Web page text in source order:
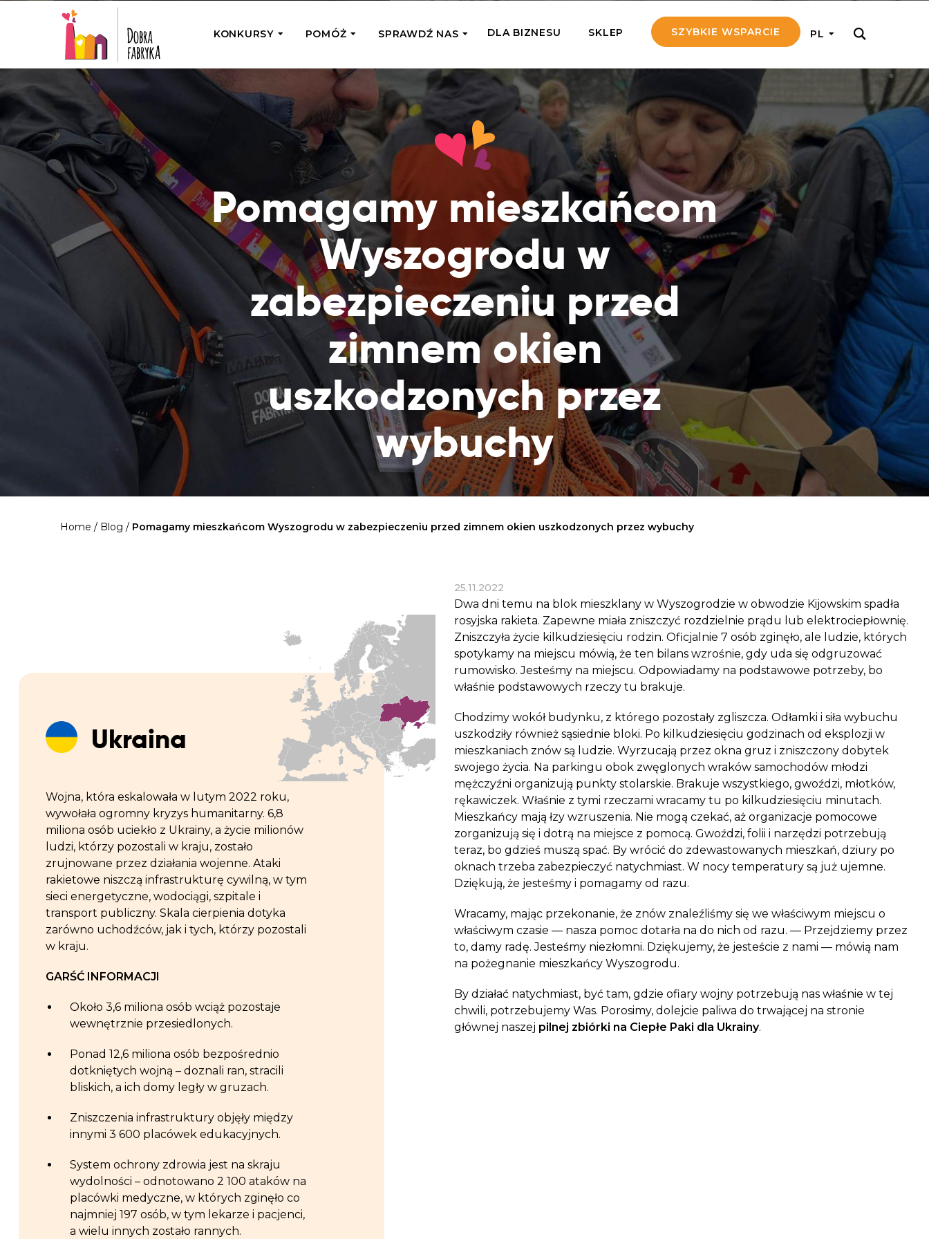
KONKURSY
Wyjedź z Nami
Odwiedź jedno z miejsc, w których
Przybij 5 w 7 Ogrodach
Wyjedź do Grecji z Michałem
Żakowskim z Radia 357
POMÓŻ
POMAGAM JEDNORAZOWO
Przekaż Kalorie
Podaruj dziecku posiłek z okazji Dnia
Dziecka
Podaruj 1,5%
Przekaż niewielką część swojego
podatku naszym podopiecznym
Pilna Pomoc
Przekaż pomoc tam, gdzie jest teraz
najbardziej potrzebna
Dobroczynne24
Zrób zakupy dla potrzebujących w
markecie z dobrymi uczynkami
Warzywniak Charbela
Zrób zakupy u niewidomego Charbela i
wspieraj Głodnych
WSPIERAM REGULARNIE
Przybij nam 5!
Pomagaj efektywnie, przekazując na
pomoc 5 zł tygodniowo
Adoptuj Seniora
Dołącz do rodziny Seniora, wspierając
go finansowo i emocjonalnie
Drużyny Aniołów
Wspieraj pracę konkretnego misjonarza
i pozostań z nim kontakcie
Wiatraczek dla Życia
Uratuj dziecko cierpiące z powodu
głodu i wspieraj edukację rodziców
SPRAWDŹ NAS
Zespół Fundacji
Poznaj listonoszy przekazanego przez
Ciebie wsparcia
Jak pomagamy
Karmimy, Leczymy, Uczymy, Dajemy
Pracę – sprawdź co to oznacza w
praktyce
Co już zrobiliśmy
Przeczytaj historie ludzi, którym już
pomogliśmy
Gdzie działamy
Sprawdź listę miejsc, do których dociera
Twoja pomoc
Sprawozdania
Zweryfikuj, w jaki sposób wydajemy
przekazane Darowizny
Cele statutowe
Sprawdź cele naszej organizacji
Kontakt
Skontaktuj się z nami!
DLA BIZNESU SKLEP SZYBKIE WSPARCIE PL
Pomagamy mieszkańcom
Wyszogrodu w
zabezpieczeniu przed
zimnem okien
uszkodzonych przez
wybuchy
Home / Blog / Pomagamy mieszkańcom Wyszogrodu w zabezpieczeniu przed zimnem okien uszkodzonych przez wybuchy
Ukraina
Wojna, która eskalowała w lutym 2022 roku,
wywołała ogromny kryzys humanitarny. 6,8
miliona osób uciekło z Ukrainy, a życie milionów
ludzi, którzy pozostali w kraju, zostało
zrujnowane przez działania wojenne. Ataki
rakietowe niszczą infrastrukturę cywilną, w tym
sieci energetyczne, wodociągi, szpitale i
transport publiczny. Skala cierpienia dotyka
zarówno uchodźców, jak i tych, którzy pozostali
w kraju.
GARŚĆ INFORMACJI
Około 3,6 miliona osób wciąż pozostaje
wewnętrznie przesiedlonych.
Ponad 12,6 miliona osób bezpośrednio
dotkniętych wojną – doznali ran, stracili
bliskich, a ich domy legły w gruzach.
Zniszczenia infrastruktury objęły między
innymi 3 600 placówek edukacyjnych.
System ochrony zdrowia jest na skraju
wydolności – odnotowano 2 100 ataków na
placówki medyczne, w których zginęło co
najmniej 197 osób, w tym lekarze i pacjenci,
a wielu innych zostało rannych.
25.11.2022
Dwa dni temu na blok mieszklany w Wyszogrodzie w obwodzie Kijowskim spadła
rosyjska rakieta. Zapewne miała zniszczyć rozdzielnie prądu lub elektrociepłownię.
Zniszczyła życie kilkudziesięciu rodzin. Oficjalnie 7 osób zginęło, ale ludzie, których
spotykamy na miejscu mówią, że ten bilans wzrośnie, gdy uda się odgruzować
rumowisko. Jesteśmy na miejscu. Odpowiadamy na podstawowe potrzeby, bo
właśnie podstawowych rzeczy tu brakuje.
Chodzimy wokół budynku, z którego pozostały zgliszcza. Odłamki i siła wybuchu
uszkodziły również sąsiednie bloki. Po kilkudziesięciu godzinach od eksplozji w
mieszkaniach znów są ludzie. Wyrzucają przez okna gruz i zniszczony dobytek
swojego życia. Na parkingu obok zwęglonych wraków samochodów młodzi
mężczyźni organizują punkty stolarskie. Brakuje wszystkiego, gwoździ, młotków,
rękawiczek. Właśnie z tymi rzeczami wracamy tu po kilkudziesięciu minutach.
Mieszkańcy mają łzy wzruszenia. Nie mogą czekać, aż organizacje pomocowe
zorganizują się i dotrą na miejsce z pomocą. Gwoździ, folii i narzędzi potrzebują
teraz, bo gdzieś muszą spać. By wrócić do zdewastowanych mieszkań, dziury po
oknach trzeba zabezpieczyć natychmiast. W nocy temperatury są już ujemne.
Dziękują, że jesteśmy i pomagamy od razu.
Wracamy, mając przekonanie, że znów znaleźliśmy się we właściwym miejscu o
właściwym czasie — nasza pomoc dotarła na do nich od razu. — Przejdziemy przez
to, damy radę. Jesteśmy niezłomni. Dziękujemy, że jesteście z nami — mówią nam
na pożegnanie mieszkańcy Wyszogrodu.
By działać natychmiast, być tam, gdzie ofiary wojny potrzebują nas właśnie w tej
chwili, potrzebujemy Was. Porosimy, dolejcie paliwa do trwającej na stronie
głównej naszej pilnej zbiórki na Ciepłe Paki dla Ukrainy.